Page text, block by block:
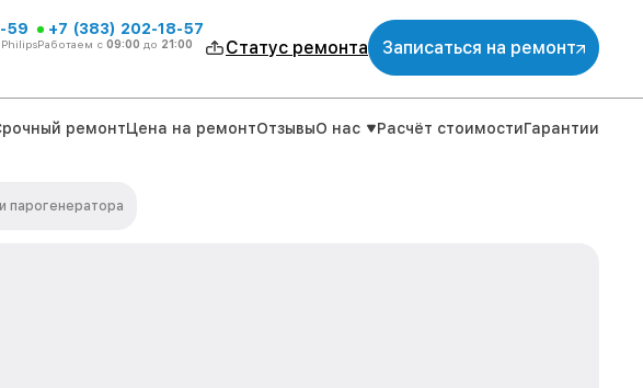
59 +7 (383) 202-18-57
Работаем с 09:00 до 21:00 Статус ремонта Записаться на ремонт
ремонтЦена на ремонтОтзывыО нас Расчёт стоимостиГарантии
парогенератора